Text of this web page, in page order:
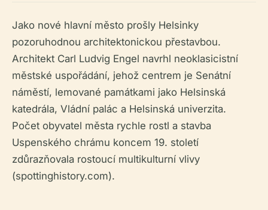
Jako nové hlavní město prošly Helsinky
pozoruhodnou architektonickou přestavbou.
Architekt Carl Ludvig Engel navrhl neoklasicistní
městské uspořádání, jehož centrem je Senátní
náměstí, lemované památkami jako Helsinská
katedrála, Vládní palác a Helsinská univerzita.
Počet obyvatel města rychle rostl a stavba
Uspenského chrámu koncem 19. století
zdůrazňovala rostoucí multikulturní vlivy
(spottinghistory.com).